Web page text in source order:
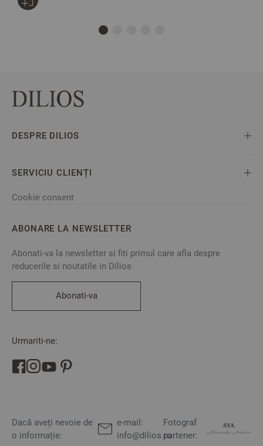
DESPRE DILIOS
SERVICIU CLIENȚI
Cookie consent
ABONARE LA NEWSLETTER
Abonati-va la newsletter si fiti primul care afla despre
reducerile si noutatile in Dilios
Abonati-va
Urmariti-ne:
Dacă aveți nevoie de
o informație:
e-mail:
info@dilios.ro
Fotograf
partener: